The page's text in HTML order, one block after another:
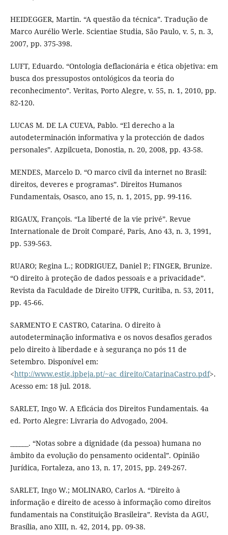
HEIDEGGER, Martin. “A questão da técnica”. Tradução de
Marco Aurélio Werle. Scientiae Studia, São Paulo, v. 5, n. 3,
2007, pp. 375-398.
LUFT, Eduardo. “Ontologia deflacionária e ética objetiva: em
busca dos pressupostos ontológicos da teoria do
reconhecimento”. Veritas, Porto Alegre, v. 55, n. 1, 2010, pp.
82-120.
LUCAS M. DE LA CUEVA, Pablo. “El derecho a la
autodeterminación informativa y la protección de dados
personales”. Azpilcueta, Donostia, n. 20, 2008, pp. 43-58.
MENDES, Marcelo D. “O marco civil da internet no Brasil:
direitos, deveres e programas”. Direitos Humanos
Fundamentais, Osasco, ano 15, n. 1, 2015, pp. 99-116.
RIGAUX, François. “La liberté de la vie privé”. Revue
Internationale de Droit Comparé, Paris, Ano 43, n. 3, 1991,
pp. 539-563.
RUARO; Regina L.; RODRIGUEZ, Daniel P.; FINGER, Brunize.
“O direito à proteção de dados pessoais e a privacidade”.
Revista da Faculdade de Direito UFPR, Curitiba, n. 53, 2011,
pp. 45-66.
SARMENTO E CASTRO, Catarina. O direito à
autodeterminação informativa e os novos desafios gerados
pelo direito à liberdade e à segurança no pós 11 de
Setembro. Disponível em:
<http://www.estig.ipbeja.pt/~ac_direito/CatarinaCastro.pdf>.
Acesso em: 18 jul. 2018.
SARLET, Ingo W. A Eficácia dos Direitos Fundamentais. 4a
ed. Porto Alegre: Livraria do Advogado, 2004.
______. “Notas sobre a dignidade (da pessoa) humana no
âmbito da evolução do pensamento ocidental”. Opinião
Jurídica, Fortaleza, ano 13, n. 17, 2015, pp. 249-267.
SARLET, Ingo W.; MOLINARO, Carlos A. “Direito à
informação e direito de acesso à informação como direitos
fundamentais na Constituição Brasileira”. Revista da AGU,
Brasília, ano XIII, n. 42, 2014, pp. 09-38.